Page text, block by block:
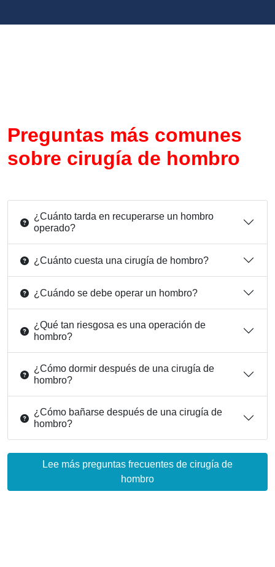
Preguntas más comunes
sobre cirugía de hombro
¿Cuánto tarda en recuperarse un hombro
operado?
¿Cuánto cuesta una cirugía de hombro?
¿Cuándo se debe operar un hombro?
¿Qué tan riesgosa es una operación de
hombro?
¿Cómo dormir después de una cirugía de
hombro?
¿Cómo bañarse después de una cirugía de
hombro?
Lee más preguntas frecuentes de cirugía de
hombro